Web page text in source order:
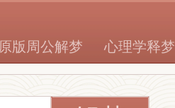
原版周公解梦 心理学释梦